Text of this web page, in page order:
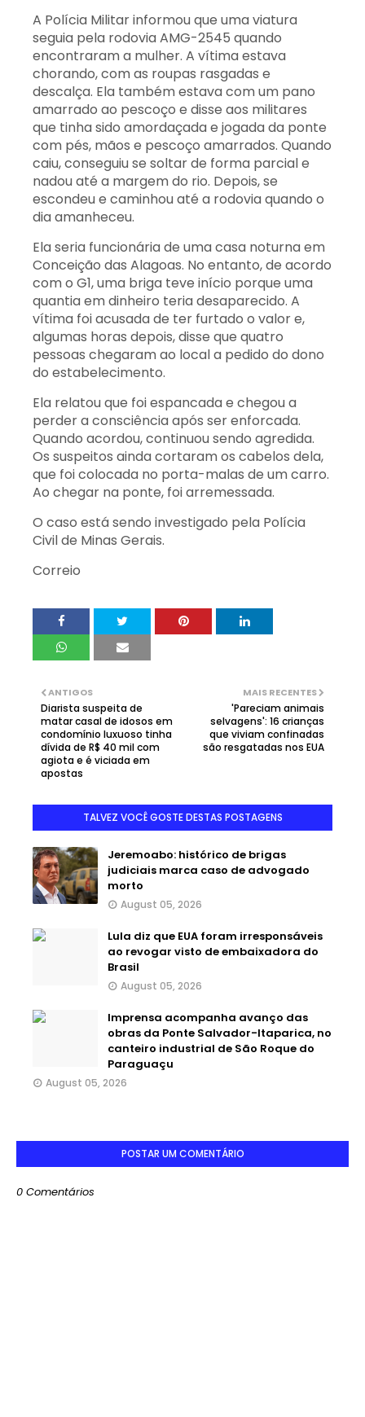
A Polícia Militar informou que uma viatura
seguia pela rodovia AMG-2545 quando
encontraram a mulher. A vítima estava
chorando, com as roupas rasgadas e
descalça. Ela também estava com um pano
amarrado ao pescoço e disse aos militares
que tinha sido amordaçada e jogada da ponte
com pés, mãos e pescoço amarrados. Quando
caiu, conseguiu se soltar de forma parcial e
nadou até a margem do rio. Depois, se
escondeu e caminhou até a rodovia quando o
dia amanheceu.
Ela seria funcionária de uma casa noturna em
Conceição das Alagoas. No entanto, de acordo
com o G1, uma briga teve início porque uma
quantia em dinheiro teria desaparecido. A
vítima foi acusada de ter furtado o valor e,
algumas horas depois, disse que quatro
pessoas chegaram ao local a pedido do dono
do estabelecimento.
Ela relatou que foi espancada e chegou a
perder a consciência após ser enforcada.
Quando acordou, continuou sendo agredida.
Os suspeitos ainda cortaram os cabelos dela,
que foi colocada no porta-malas de um carro.
Ao chegar na ponte, foi arremessada.
O caso está sendo investigado pela Polícia
Civil de Minas Gerais.
Correio
MAIS RECENTES
'Pareciam animais
selvagens': 16 crianças
que viviam confinadas
são resgatadas nos EUA
ANTIGOS
Diarista suspeita de
matar casal de idosos em
condomínio luxuoso tinha
dívida de R$ 40 mil com
agiota e é viciada em
apostas
TALVEZ VOCÊ GOSTE DESTAS POSTAGENS
Jeremoabo: histórico de brigas
judiciais marca caso de advogado
morto
August 05, 2026
Lula diz que EUA foram irresponsáveis
ao revogar visto de embaixadora do
Brasil
August 05, 2026
Imprensa acompanha avanço das
obras da Ponte Salvador-Itaparica, no
canteiro industrial de São Roque do
Paraguaçu
August 05, 2026
POSTAR UM COMENTÁRIO
0 Comentários